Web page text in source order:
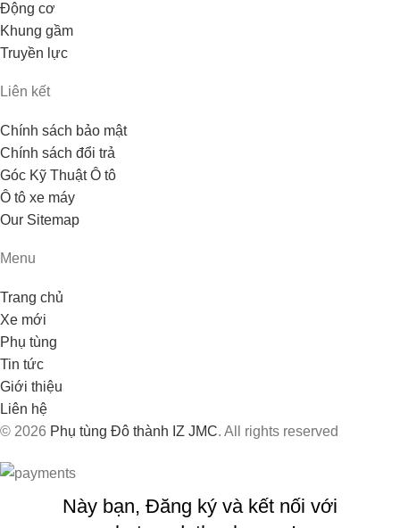
Động cơ
Khung gầm
Truyền lực
Liên kết
Chính sách bảo mật
Chính sách đổi trả
Góc Kỹ Thuật Ô tô
Ô tô xe máy
Our Sitemap
Menu
Trang chủ
Xe mới
Phụ tùng
Tin tức
Giới thiệu
Liên hệ
© 2026 Phụ tùng Đô thành IZ JMC. All rights reserved
Này bạn, Đăng ký và kết nối với